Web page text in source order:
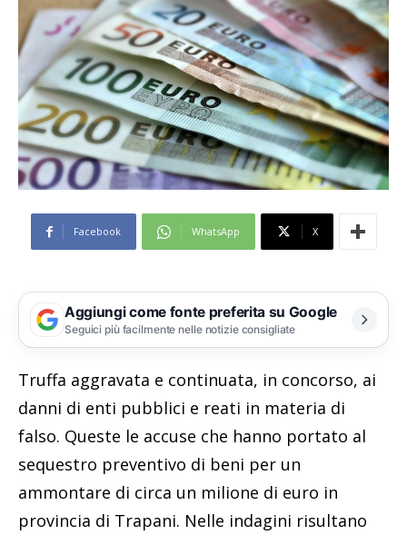
Facebook WhatsApp X
Aggiungi come fonte preferita su Google
Seguici più facilmente nelle notizie consigliate
Truffa aggravata e continuata, in concorso, ai
danni di enti pubblici e reati in materia di
falso. Queste le accuse che hanno portato al
sequestro preventivo di beni per un
ammontare di circa un milione di euro in
provincia di Trapani. Nelle indagini risultano